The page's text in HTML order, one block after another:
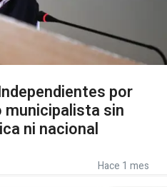
por
municipalista sin
ni nacional
Hace 1 mes